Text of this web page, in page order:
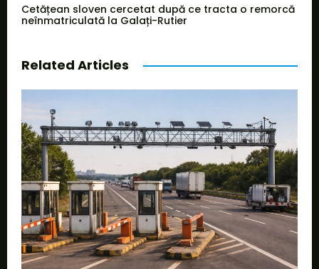
Cetățean sloven cercetat după ce tracta o remorcă
neînmatriculată la Galați-Rutier
Related Articles